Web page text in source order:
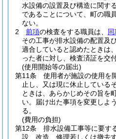
水設備の設置及び構造に関す
であることについて、町の職
ない。
2
前項の検査をする職員は、
その工事が排水設備の配置及
適合していると認めたときは
った者に対し、検査済証を交
(使用開始等の届出)
第11条
使用者が施設の使用を
止し、又は現に休止している
ときは、あらかじめその旨を
い。
届け出た事項を変更しよ
る。
(費用の負担)
第12条
排水設備工事等に要す
設、改造、修理若しくは撤去